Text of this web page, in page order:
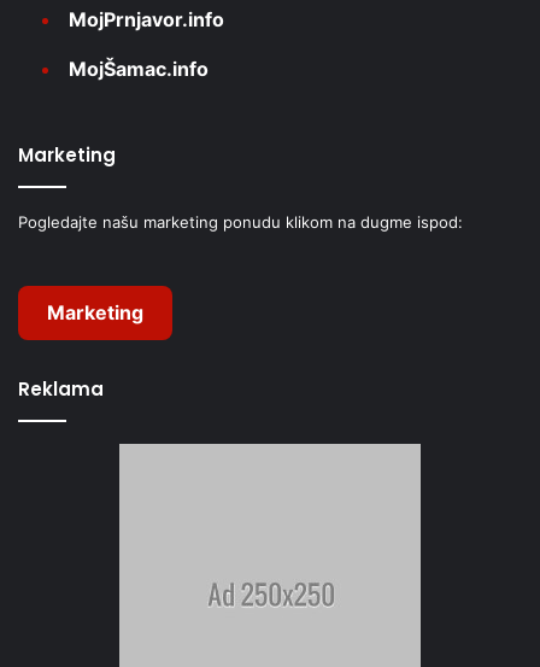
MojPrnjavor.info
MojŠamac.info
Marketing
Pogledajte našu marketing ponudu klikom na dugme ispod:
Marketing
Reklama